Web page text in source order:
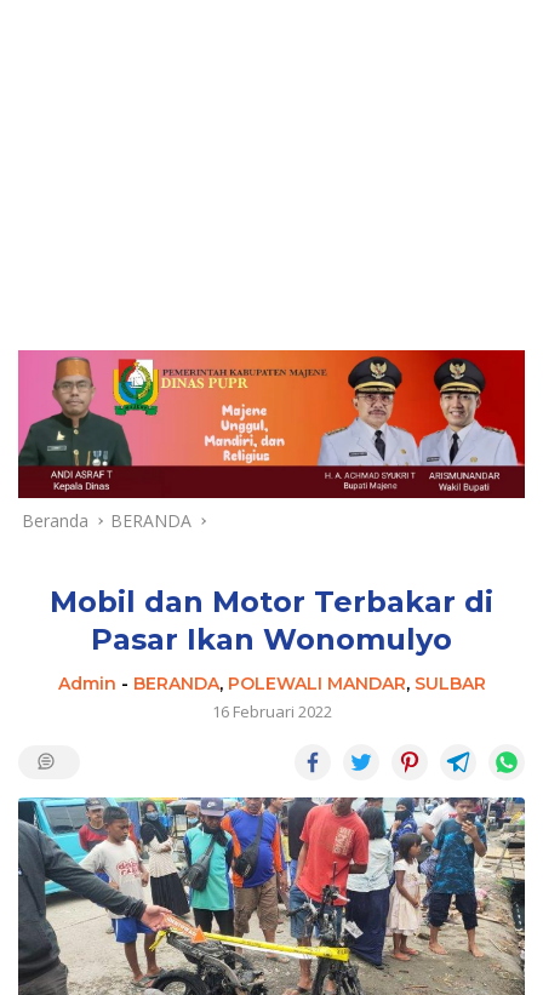
Beranda BERANDA
Mobil dan Motor Terbakar di
Pasar Ikan Wonomulyo
Admin - BERANDA, POLEWALI MANDAR, SULBAR
16 Februari 2022